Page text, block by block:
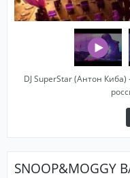
DJ SuperStar (Антон
SNOOP&MOGGY